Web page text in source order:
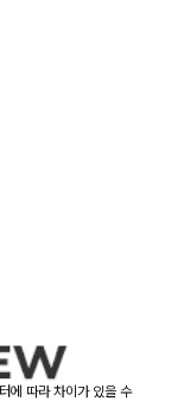
에 따라 차이가 있을 수